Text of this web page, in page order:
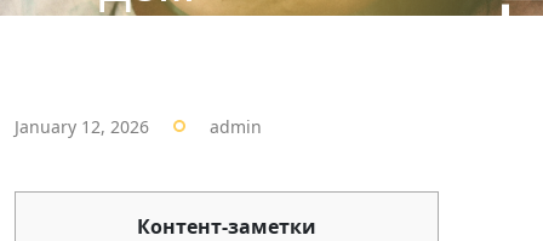
January 12, 2026 admin
Контент-заметки